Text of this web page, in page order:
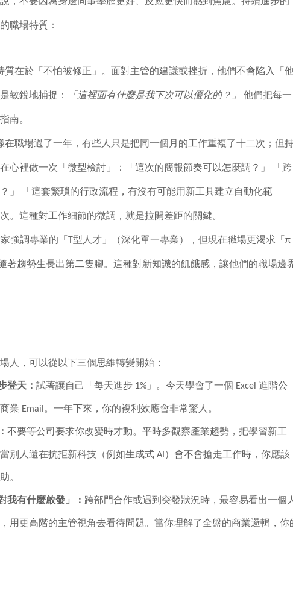
，不要因為身邊同事學歷更好、反應更快而感到焦慮。持續進步的
職場特質：
質在於「不怕被修正」。面對主管的建議或挫折，他們不會陷入「
敏銳地捕捉： 「這裡面有什麼是我下次可以優化的？」 他們把每一
南。
在職場過了一年，有些人只是把同一個月的工作重複了十二次；但
心裡做一次「微型檢討」：「這次的簡報節奏可以怎麼調？」 「跨
」 「這套繁瑣的行政流程，有沒有可能用新工具建立自動化範
。這種對工作細節的微調，就是拉開差距的關鍵。
強調專業的「T型人才」（深化單一專業），但現在職場更渴求「π
趨勢生長出第二隻腳。這種對新知識的飢餓感，讓他們的職場邊
人，可以從以下三個思維轉變開始：
登天： 試著讓自己「每天進步 1%」。今天學會了一個 Excel 進階公
業 Email。一年下來，你的複利效應會非常驚人。
不要等公司要求你改變時才動。平時多觀察產業趨勢，把學習新工
別人還在抗拒新科技（例如生成式 AI）會不會搶走工作時，你應該
。
我有什麼啟發」： 跨部門合作或遇到突發狀況時，最容易看出一個
用更高階的主管視角去看待問題。當你理解了全盤的商業邏輯，你